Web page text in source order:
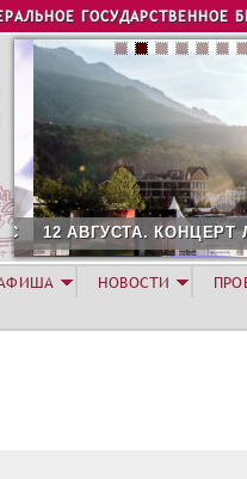
ГОСУДАРСТВЕННОЕ
12 АВГУСТА. КОНЦЕРТ
НОВОСТИ